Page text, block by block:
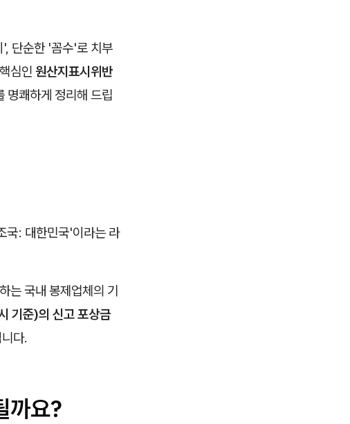
단순한 '꼼수'로 치부
심인 원산지표시위반
명쾌하게 정리해 드립
국: 대한민국'이라는 라
는 국내 봉제업체의 기
기준)의 신고 포상금
다.
까요?